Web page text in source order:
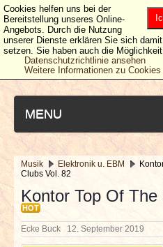
MENU
NEUESTE ARTIKEL
NEWS & DATES
Musik Elektronik u. EBM
Clubs Vol. 82
Kontor Top Of
HOT
Ecke Buck 12. September 2019
Cookies helfen uns bei der
Bereitstellung unseres Online-
Angebots. Durch die Nutzung
unserer Dienste erklären Sie sich
setzen. Sie haben auch die
Datenschutzrichtlinie ansehen
Weitere Informationen zu